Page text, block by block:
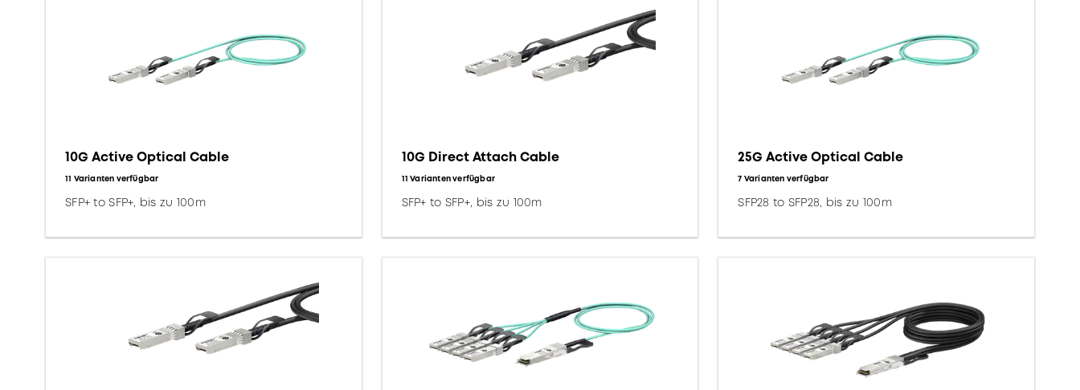
10G Active Optical Cable
11 Varianten verfügbar
SFP+ to SFP+, bis zu 100m
10G Direct Attach Cable
11 Varianten verfügbar
SFP+ to SFP+, bis zu 100m
25G Active Optical Cable
7 Varianten verfügbar
SFP28 to SFP28, bis zu 100m